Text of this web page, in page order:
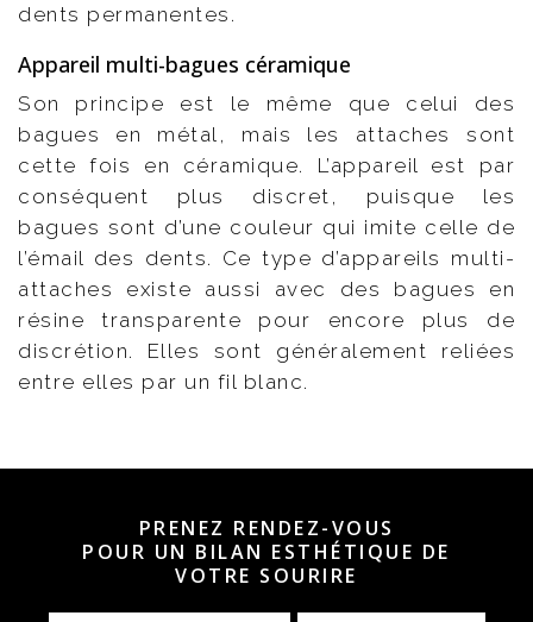
dents permanentes.
Appareil multi-bagues céramique
Son principe est le même que celui des
bagues en métal, mais les attaches sont
cette fois en céramique. L’appareil est par
conséquent plus discret, puisque les
bagues sont d’une couleur qui imite celle de
l’émail des dents. Ce type d’appareils multi-
attaches existe aussi avec des bagues en
résine transparente pour encore plus de
discrétion. Elles sont généralement reliées
entre elles par un fil blanc.
PRENEZ RENDEZ-VOUS
POUR UN BILAN ESTHÉTIQUE DE
VOTRE SOURIRE